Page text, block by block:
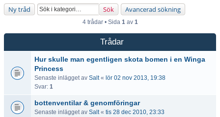
Ny tråd Sök Avancerad sökning
4 trådar • Sida 1av 1
Trådar
Hur skulle man egentligen skota bomen i en Winga
Princess
Senaste inlägget av Salt« lör 02 nov 2013, 19:38
Svar: 1
bottenventilar & genomföringar
Senaste inlägget av Salt« tis 28 dec 2010, 23:33